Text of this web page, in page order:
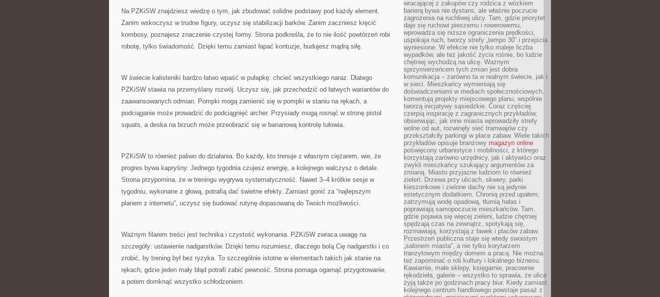
Na PZKiSW znajdziesz wiedzę o tym, jak zbudować solidne podstawy pod każdy element.
Zanim wskoczysz w trudne figury, uczysz się stabilizacji barków. Zanim zaczniesz kręcić
kombosy, poznajesz znaczenie czystej formy. Strona podkreśla, że to nie ilość powtórzeń robi
robotę, tylko świadomość. Dzięki temu zamiast łapać kontuzje, budujesz mądrą siłę.
W świecie kalisteniki bardzo łatwo wpaść w pułapkę: chcieć wszystkiego naraz. Dlatego
PZKiSW stawia na przemyślany rozwój. Uczysz się, jak przechodzić od łatwych wariantów do
zaawansowanych odmian. Pompki mogą zamienić się w pompki w staniu na rękach, a
podciąganie może prowadzić do podciągnięć archer. Przysiady mogą rosnąć w stronę pistol
squats, a deska na brzuch może przeobrazić się w bananową kontrolę tułowia.
PZKiSW to również paliwo do działania. Bo każdy, kto trenuje z własnym ciężarem, wie, że
progres bywa kapryśny. Jednego tygodnia czujesz energię, a kolejnego walczysz o detale.
Strona przypomina, że w treningu wygrywa systematyczność. Nawet 3–4 krótkie sesje w
tygodniu, wykonane z głową, potrafią dać świetne efekty. Zamiast gonić za “najlepszym
planem z internetu”, uczysz się budować rutynę dopasowaną do Twoich możliwości.
Ważnym filarem treści jest technika i czystość wykonania. PZKiSW zwraca uwagę na
szczegóły: ustawienie nadgarstków. Dzięki temu rozumiesz, dlaczego bolą Cię nadgarstki i co
zrobić, by trening był bez ryzyka. To szczególnie istotne w elementach takich jak stanie na
rękach, gdzie jeden mały błąd potrafi zabić pewność. Strona pomaga ogarnąć przygotowanie,
a potem domknąć wszystko schłodzeniem.
wracającej z zakupów czy rodzica z wózkiem
barierą bywa nie dystans, ale właśnie poczucie
zagrożenia na ruchliwej ulicy. Tam, gdzie priorytet
daje się ruchowi pieszemu i rowerowemu,
wprowadza się niższe ograniczenia prędkości,
uspokaja ruch, tworzy strefy „tempo 30” i przejścia
wyniesione. W efekcie nie tylko maleje liczba
wypadków, ale też jakość życia rośnie, bo ludzie
chętniej wychodzą na ulicę. Ważnym
sprzymierzeńcem tych zmian jest dobra
komunikacja – zarówno ta w realnym świecie, jak i
w sieci. Mieszkańcy wymieniają się
doświadczeniami w mediach społecznościowych,
komentują projekty miejscowego planu, wspólnie
tworzą inicjatywy sąsiedzkie. Coraz częściej
czerpią inspirację z zagranicznych przykładów,
obserwując, jak inne miasta wprowadziły strefy
wolne od aut, rozwinęły sieć tramwajów czy
przekształciły parkingi w place zabaw. Wiele takich
przykładów opisuje branżowy magazyn online
poświęcony urbanistyce i mobilności, z którego
korzystają zarówno urzędnicy, jak i aktywiści oraz
zwykli mieszkańcy szukający argumentów za
zmianą. Miasto przyjazne ludziom to również
zieleń. Drzewa przy ulicach, skwery, parki
kieszonkowe i zielone dachy nie są jedynie
estetycznym dodatkiem. Chronią przed upałem,
zatrzymują wodę opadową, tłumią hałas i
poprawiają samopoczucie mieszkańców. Tam,
gdzie pojawia się więcej zieleni, ludzie chętniej
spędzają czas na zewnątrz, spotykają się,
rozmawiają, korzystają z ławek i placów zabaw.
Przestrzeń publiczna staje się wtedy swoistym
„salonem miasta”, a nie tylko korytarzem
tranzytowym między domem a pracą. Nie można
też zapominać o roli kultury i lokalnego biznesu.
Kawiarnie, małe sklepy, księgarnie, pracownie
rękodzieła, galerie – wszystko to sprawia, że ulice
żyją także po godzinach pracy biur. Kiedy zamiast
kolejnego centrum handlowego powstaje pasaż z